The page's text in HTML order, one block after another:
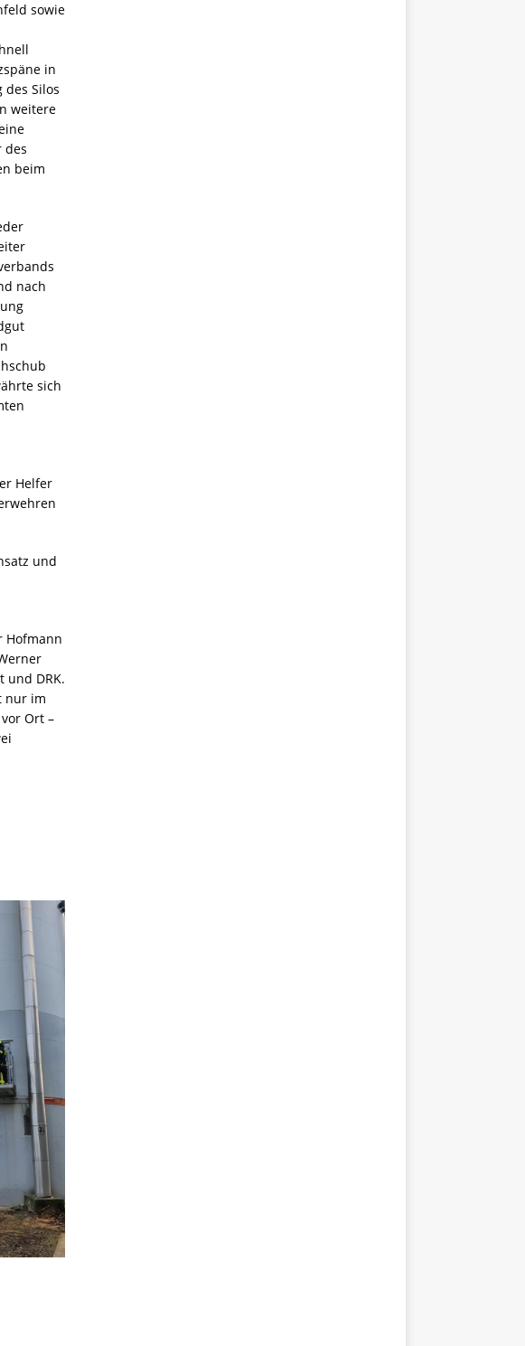
sowie
in
Silos
weitere
des
beim
nach
sich
Helfer
und
Hofmann
und DRK.
nur im
Ort –